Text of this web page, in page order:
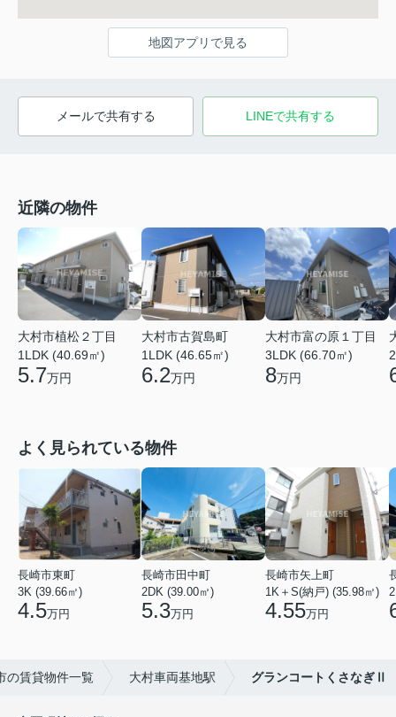
地図アプリで見る
メールで共有する LINEで共有する
近隣の物件
大村市植松２丁目
1LDK (40.69㎡)
5.7万円
大村市古賀島町
1LDK (46.65㎡)
6.2万円
大村市富の原１丁目
3LDK (66.70㎡)
8万円
よく見られている物件
長崎市東町
3K (39.66㎡)
4.5万円
長崎市田中町
2DK (39.00㎡)
5.3万円
長崎市矢上町
1K＋S(納戸) (35.98㎡)
4.55万円
の賃貸物件一覧 大村車両基地駅 グランコートくさなぎⅡ